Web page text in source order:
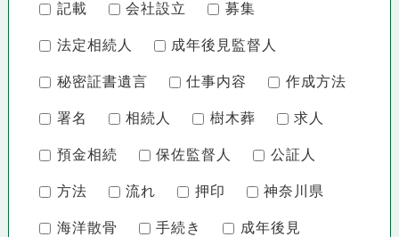
記載 会社設立 募集
法定相続人 成年後見監督人
秘密証書遺言 仕事内容 作成方法
署名 相続人 樹木葬 求人
預金相続 保佐監督人 公証人
方法 流れ 押印 神奈川県
海洋散骨 手続き 成年後見